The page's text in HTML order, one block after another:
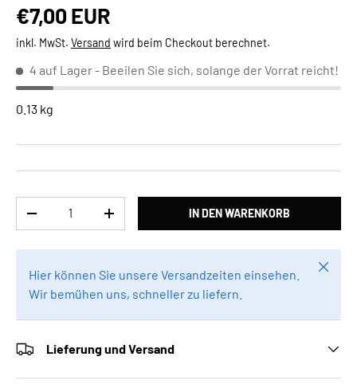
Normaler Preis
€7,00 EUR
inkl. MwSt. Versand wird beim Checkout berechnet.
4 auf Lager- Beeilen Sie sich, solange der Vorrat reicht!
0.13 kg
MENGE VERRINGERNMENGE ERHÖHENIN DEN WARENKORB
Hier können Sie unsere Versandzeiten einsehen.
Wir bemühen uns, schneller zu liefern.
Lieferung und Versand